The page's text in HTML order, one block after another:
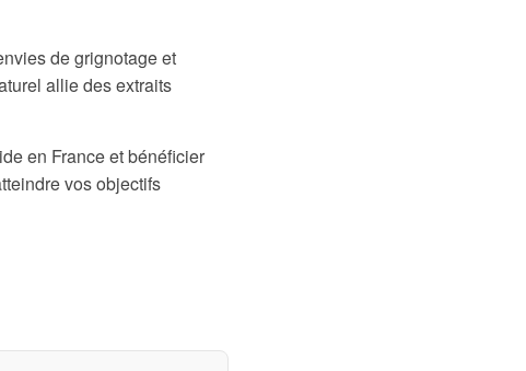
de grignotage et
allie des extraits
en France et bénéficier
vos objectifs